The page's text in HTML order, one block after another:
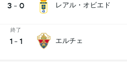
3 - 0 レアル・オビエド
終了
1 - 1 エルチェ